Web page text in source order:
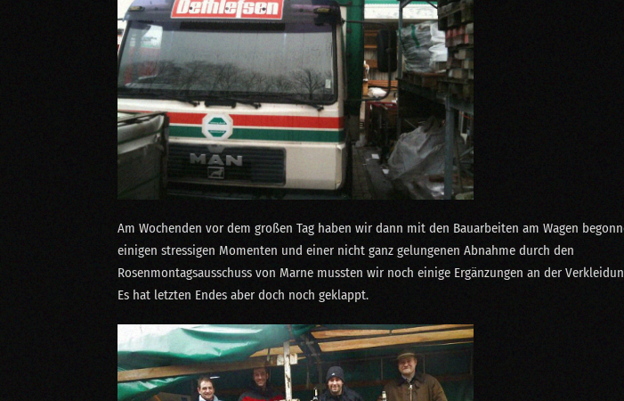
Am Wochenden vor dem großen Tag haben wir dann mit den Bauarbeiten am Wagen
einigen stressigen Momenten und einer nicht ganz gelungenen Abnahme durch den
Rosenmontagsausschuss von Marne mussten wir noch einige Ergänzungen an der
Es hat letzten Endes aber doch noch geklappt.